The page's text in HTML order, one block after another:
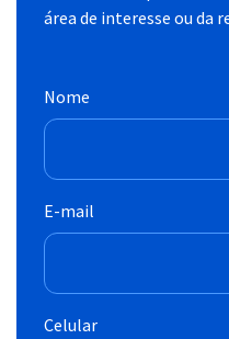
área de interesse ou da
Nome
E-mail
Celular